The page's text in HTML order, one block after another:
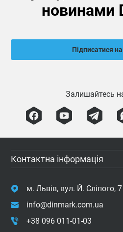
новинами
Підписатися
Залишайтесь
Контактна інформація
м. Львів, вул. Й. Сліпого,
info@dinmark.com.ua
+38 096 011-01-03